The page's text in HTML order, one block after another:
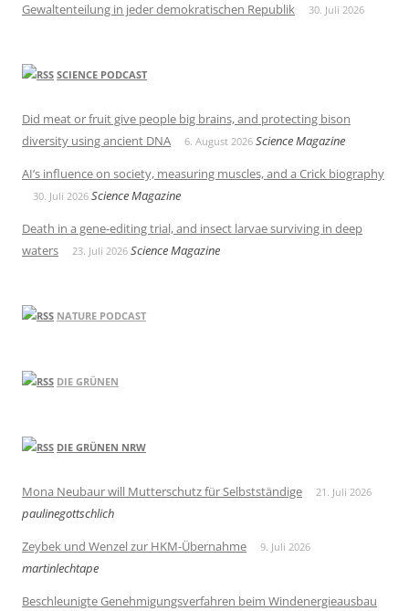
Gewaltenteilung in jeder demokratischen Republik
30. Juli 2026
SCIENCE PODCAST
Did meat or fruit give people big brains, and protecting bison
diversity using ancient DNA
6. August 2026 Science Magazine
AI’s influence on society, measuring muscles, and a Crick biography
30. Juli 2026 Science Magazine
Death in a gene-editing trial, and insect larvae surviving in deep
waters
23. Juli 2026 Science Magazine
NATURE PODCAST
DIE GRÜNEN
DIE GRÜNEN NRW
Mona Neubaur will Mutterschutz für Selbstständige 21. Juli 2026
paulinegottschlich
Zeybek und Wenzel zur HKM-Übernahme
9. Juli 2026
martinlechtape
Beschleunigte Genehmigungsverfahren beim Windenergieausbau